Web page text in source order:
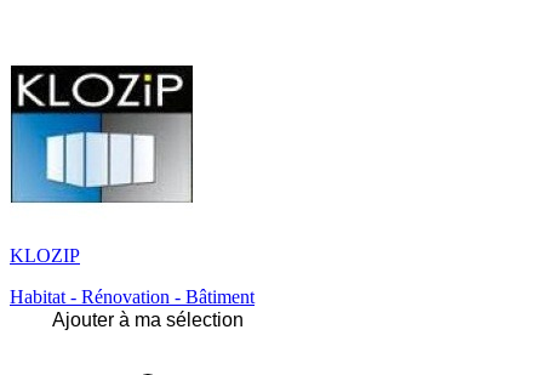
KLOZIP
Habitat - Rénovation - Bâtiment
Ajouter à ma sélection